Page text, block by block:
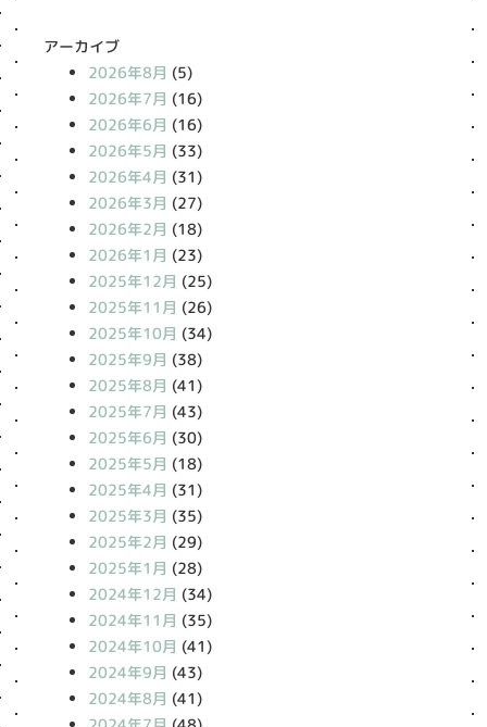
アーカイブ
2026年8月 (5)
2026年7月 (16)
2026年6月 (16)
2026年5月 (33)
2026年4月 (31)
2026年3月 (27)
2026年2月 (18)
2026年1月 (23)
2025年12月 (25)
2025年11月 (26)
2025年10月 (34)
2025年9月 (38)
2025年8月 (41)
2025年7月 (43)
2025年6月 (30)
2025年5月 (18)
2025年4月 (31)
2025年3月 (35)
2025年2月 (29)
2025年1月 (28)
2024年12月 (34)
2024年11月 (35)
2024年10月 (41)
2024年9月 (43)
2024年8月 (41)